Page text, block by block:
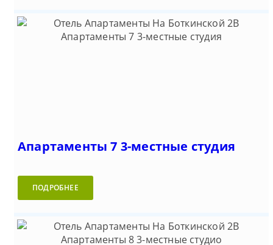
Апартаменты 7 3-местные студия
ПОДРОБНЕЕ